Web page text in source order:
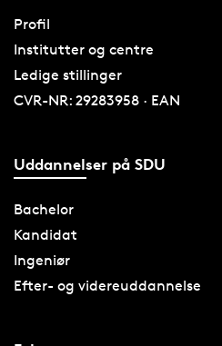
Profil
Institutter og centre
Ledige stillinger
CVR-NR: 29283958 · EAN
Uddannelser på SDU
Bachelor
Kandidat
Ingeniør
Efter- og videreuddannelse